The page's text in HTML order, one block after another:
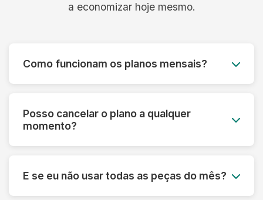
a economizar hoje mesmo.
Como funcionam os planos mensais?
entrega inclusos. É simples, previsível e muito
Posso cancelar o plano a qualquer
momento?
taxa de cancelamento. Sua satisfação é nossa
prioridade.
E se eu não usar todas as peças do mês?